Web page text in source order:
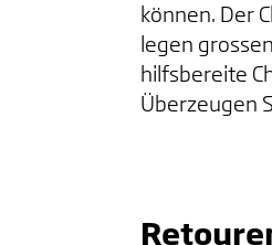
können. Der
legen
hilfsbereite
Überzeugen